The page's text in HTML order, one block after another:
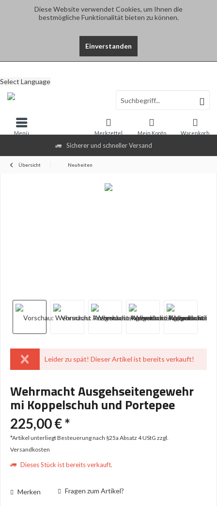
Diese Website verwendet Cookies, um Ihnen die
bestmögliche Funktionalität bieten zu können.
Einverstanden
Sicherer und schneller Versand
Select Language
Warenkorb
Merkzettel Mein Konto
Menü
Übersicht Neuheiten
Leider zu spät! Dieser Artikel ist bereits verkauft!
Wehrmacht Ausgehseitengewehr
mi Koppelschuh und Portepee
225,00 € *
*Artikel unterliegt Besteuerung nach §25a Absatz 4 UStG zzgl.
Versandkosten
Dieses Stück ist bereits verkauft.
Merken Fragen zum Artikel?